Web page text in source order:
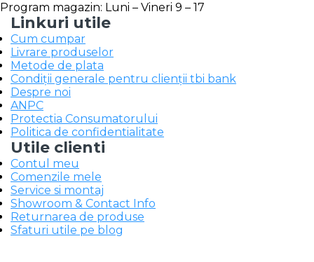
Program magazin: Luni – Vineri 9 – 17
Linkuri utile
Cum cumpar
Livrare produselor
Metode de plata
Condiții generale pentru clienții tbi bank
Despre noi
ANPC
Protectia Consumatorului
Politica de confidentialitate
Utile clienti
Contul meu
Comenzile mele
Service si montaj
Showroom & Contact Info
Returnarea de produse
Sfaturi utile pe blog